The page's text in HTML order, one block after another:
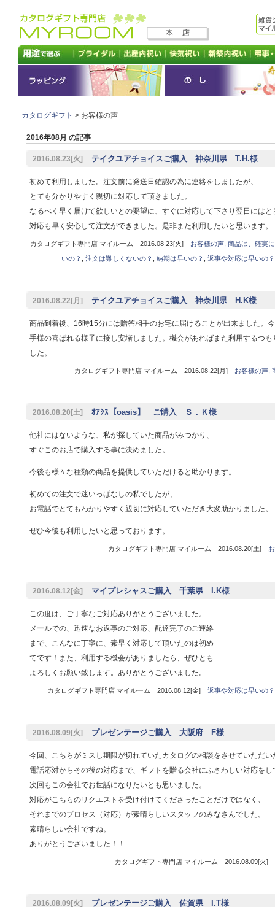
カタログギフト > お客様の声
2016年08月 の記事
2016.08.23[火] テイクユアチョイスご購入 神奈川県 T.H.様
初めて利用しました。注文前に発送日確認の為に連絡をしましたが、
とても分かりやすく親切に対応して頂きました。
なるべく早く届けて欲しいとの要望に、すぐに対応して下さり翌日にはと
対応も早く安心して注文ができました。是非また利用したいと思います。
カタログギフト専門店 マイルーム 2016.08.23[火] お客様の声, 商品は、確実
いの？
注文は難しくないの？ 納期は早いの？ 返事や対応は早いの？
2016.08.22[月] テイクユアチョイスご購入 神奈川県 H.K様
商品到着後、16時15分には贈答相手のお宅に届けることが出来ました。
手様の喜ばれる様子に接し安堵しました。機会があればまた利用するつ
した。
カタログギフト専門店 マイルーム 2016.08.22[月] お客様の声,
2016.08.20[土] ｵｱｼｽ【oasis】 ご購入 Ｓ．Ｋ様
他社にはないような、私が探していた商品がみつかり、
すぐこのお店で購入する事に決めました。
今後も様々な種類の商品を提供していただけると助かります。
初めての注文で迷いっぱなしの私でしたが、
お電話でとてもわかりやすく親切に対応していただき大変助かりました。
ぜひ今後も利用したいと思っております。
カタログギフト専門店 マイルーム 2016.08.20[土]
2016.08.12[金] マイプレシャスご購入 千葉県 I.K様
この度は、ご丁寧なご対応ありがとうございました。
メールでの、迅速なお返事のご対応、配達完了のご連絡
まで、こんなに丁寧に、素早く対応して頂いたのは初め
てです！また、利用する機会がありましたら、ぜひとも
よろしくお願い致します。ありがとうございました。
カタログギフト専門店 マイルーム 2016.08.12[金] 返事や対応は早いの？
2016.08.09[火] プレゼンテージご購入 大阪府 F様
今回、こちらがミスし期限が切れていたカタログの相談をさせていただい
電話応対からその後の対応まで、ギフトを贈る会社にふさわしい対応を
次回もこの会社でお世話になりたいとも思いました。
対応がこちらのリクエストを受け付けてくださったことだけではなく、
それまでのプロセス（対応）が素晴らしいスタッフのみなさんでした。
素晴らしい会社ですね。
ありがとうございました！！
カタログギフト専門店 マイルーム 2016.08.09[火]
2016.08.09[火] プレゼンテージご購入 佐賀県 I.T様